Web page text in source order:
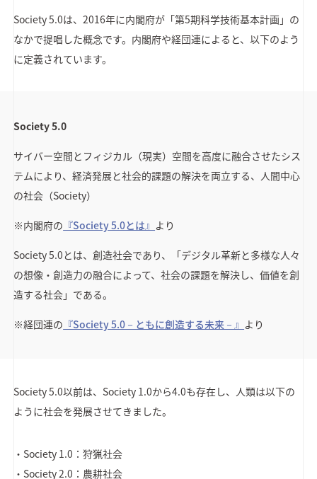
Society 5.0は、2016年に内閣府が「第5期科学技術基本計画」の
なかで提唱した概念です。内閣府や経団連によると、以下のよう
に定義されています。
Society 5.0
サイバー空間とフィジカル（現実）空間を高度に融合させたシス
テムにより、経済発展と社会的課題の解決を両立する、人間中心
の社会（Society）
※内閣府の 『Society 5.0とは』 より
Society 5.0とは、創造社会であり、「デジタル革新と多様な人々
の想像・創造力の融合によって、社会の課題を解決し、価値を創
造する社会」である。
※経団連の 『Society 5.0－ともに創造する未来－』 より
Society 5.0以前は、Society 1.0から4.0も存在し、人類は以下の
ように社会を発展させてきました。
・Society 1.0：狩猟社会
・Society 2.0：農耕社会